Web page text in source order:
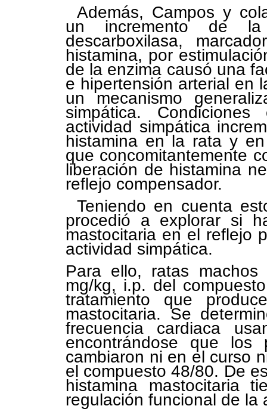
Además, Campos y
un incremento de
descarboxilasa,
histamina, por
de la enzima causó una
e hipertensión arterial en
un mecanismo
simpática.
actividad simpática
histamina en la rata y
que concomitantemente
liberación de histamina
reflejo compensador.
Teniendo en cuenta
procedió a explorar si
mastocitaria en el reflejo
actividad simpática.
Para ello, ratas machos
mg/kg, i.p. del
tratamiento que
mastocitaria. Se
frecuencia cardiaca
encontrándose que los
cambiaron ni en el curso
el compuesto 48/80. De
histamina mastocitaria
regulación funcional de la